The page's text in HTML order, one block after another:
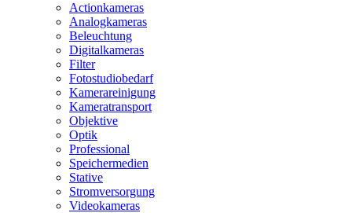
Actionkameras
Analogkameras
Beleuchtung
Digitalkameras
Filter
Fotostudiobedarf
Kamerareinigung
Kameratransport
Objektive
Optik
Professional
Speichermedien
Stative
Stromversorgung
Videokameras